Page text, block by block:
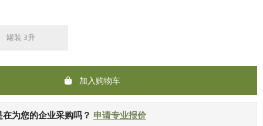
罐装 3升
加入购物车
在为您的企业采购吗？ 申请专业报价